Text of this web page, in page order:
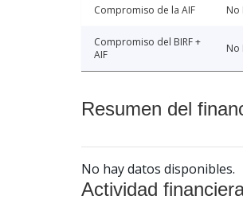
Compromiso de la AIF No
Compromiso del BIRF +
AIF
No
Resumen del
No hay datos disponibles.
Actividad